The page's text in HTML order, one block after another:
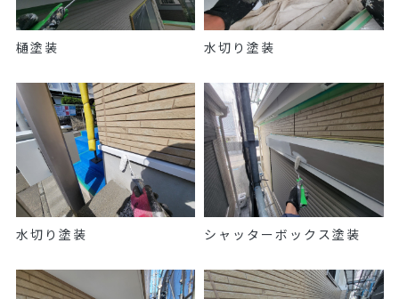
樋塗装 水切り塗装
水切り塗装 シャッターボックス塗装